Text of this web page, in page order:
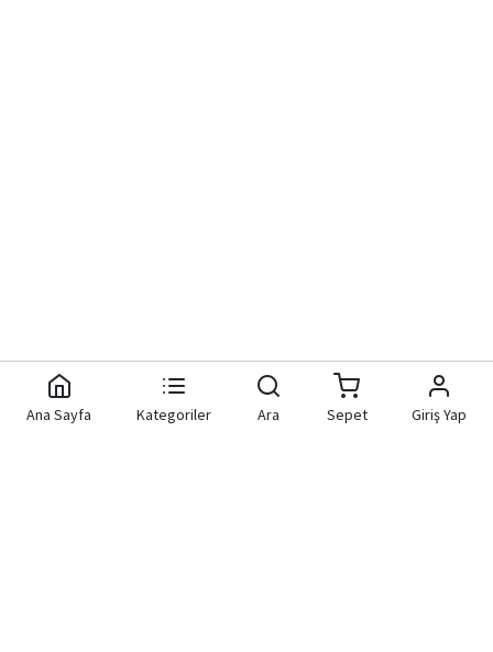
Ana Sayfa Kategoriler Ara Sepet Giriş Yap